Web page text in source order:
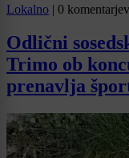
Lokalno | 0 komentarjev
Odlični
Trimo ob
prenavlja